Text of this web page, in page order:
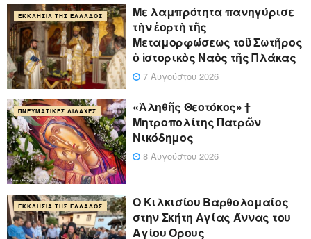
ΕΚΚΛΗΣΊΑ ΤΗΣ ΕΛΛΆΔΟΣ
Με λαμπρότητα πανηγύρισε
τὴν ἑορτὴ τῆς
Μεταμορφώσεως τοῦ Σωτῆρος
ὁ ἱστορικὸς Ναὸς τῆς Πλάκας
7 Αυγούστου 2026
ΠΝΕΥΜΑΤΙΚΈΣ ΔΙΔΑΧΈΣ
«Ἀληθῆς Θεοτόκος» †
Μητροπολίτης Πατρῶν
Νικόδημος
8 Αυγούστου 2026
ΕΚΚΛΗΣΊΑ ΤΗΣ ΕΛΛΆΔΟΣ
Ο Κιλκισίου Βαρθολομαίος
στην Σκήτη Αγίας Άννας του
Αγίου Όρους